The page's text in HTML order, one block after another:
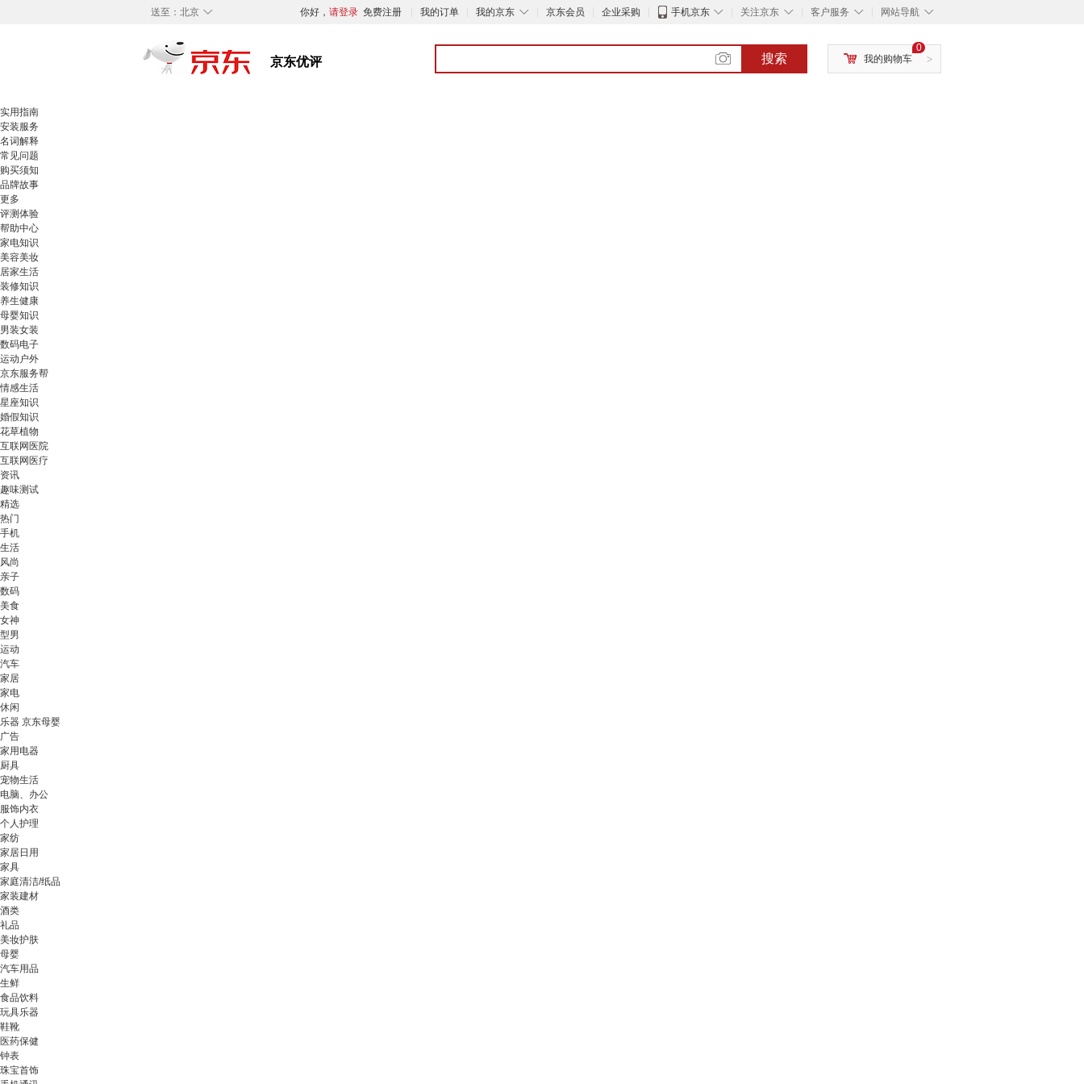
◇
送至： 北京 你好， 请登录 免费注册 我的订单 ◇
我的京东 京东会员 企业采购 ◇
手机京东 ◇
关注京东 ◇
客户服务 ◇
网站导航
搜索 >
0
我的购物车
实用指南
安装服务
名词解释
常见问题
购买须知
品牌故事
更多
评测体验
帮助中心
家电知识
美容美妆
居家生活
装修知识
养生健康
母婴知识
男装女装
数码电子
运动户外
京东服务帮
情感生活
星座知识
婚假知识
花草植物
互联网医院
互联网医疗
资讯
趣味测试
精选
热门
手机
生活
风尚
亲子
数码
美食
女神
型男
运动
汽车
家居
家电
休闲
乐器 京东母婴
广告
家用电器
厨具
宠物生活
电脑、办公
服饰内衣
个人护理
家纺
家居日用
家具
家庭清洁/纸品
家装建材
酒类
礼品
美妆护肤
母婴
汽车用品
生鲜
食品饮料
玩具乐器
鞋靴
医药保健
钟表
珠宝首饰